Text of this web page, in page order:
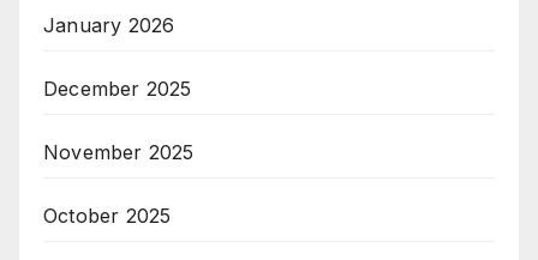
January 2026
December 2025
November 2025
October 2025